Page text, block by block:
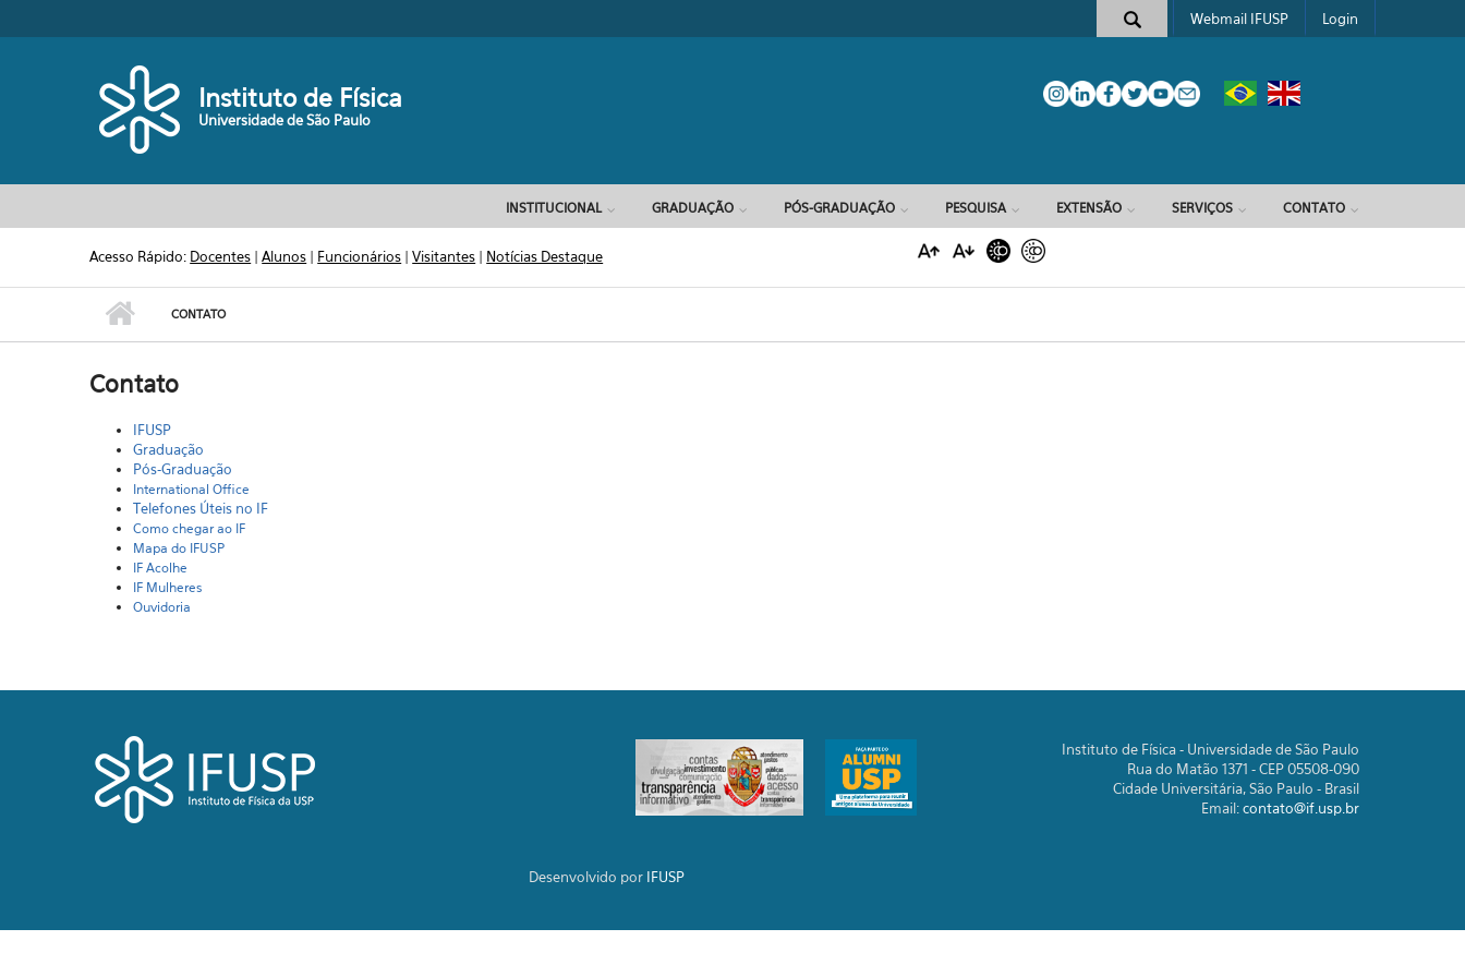
Formulário de busca
Webmail IFUSP Login
Instituto de Física
Universidade de São Paulo
INSTITUCIONAL GRADUAÇÃO PÓS-GRADUAÇÃO PESQUISA EXTENSÃO SERVIÇOS CONTATO
Acesso Rápido: Docentes |Alunos | Funcionários |Visitantes | Notícias Destaque
CONTATO
Contato
IFUSP
Graduação
Pós-Graduação
International Office
Telefones Úteis no IF
Como chegar ao IF
Mapa do IFUSP
IF Acolhe
IF Mulheres
Ouvidoria
Instituto de Física - Universidade de São Paulo
Rua do Matão 1371 - CEP 05508-090
Cidade Universitária, São Paulo - Brasil
Email:contato@if.usp.br
Desenvolvido por IFUSP